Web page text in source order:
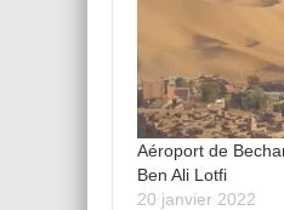
Aéroport de
Ben Ali Lotfi
20 janvier 2022